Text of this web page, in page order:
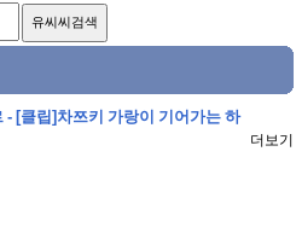
- [클립]차쯔키 가랑이 기어가는 하
더보기